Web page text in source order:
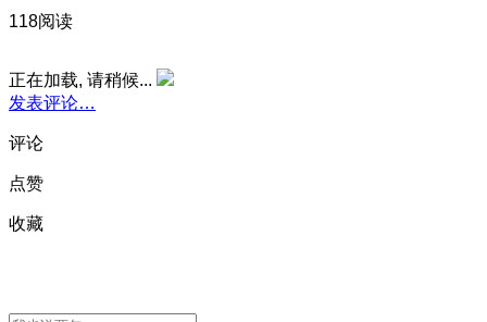
118阅读
正在加载, 请稍候...
发表评论…
评论
点赞
收藏